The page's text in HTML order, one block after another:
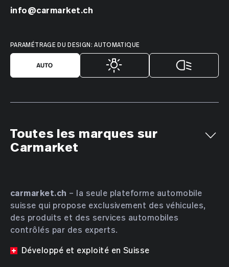
info@carmarket.ch
PARAMÉTRAGE DU DESIGN: AUTOMATIQUE
Toutes les marques sur
Carmarket
Aston Martin
Audi Bentley BMW
Bucher
Bugatti
BYD Cadillac Chevrolet
Chrysler
Citroën
Cupra Dacia Daewoo
Daihatsu
Farizon
Ferrari Fiat Ford GAC
carmarket.ch – la seule plateforme automobile
suisse qui propose exclusivement des véhicules,
des produits et des services automobiles
contrôlés par des experts.
Développé et exploité en Suisse